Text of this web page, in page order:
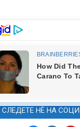
МАРКЕТИНГ
СЛЕДЕТЕ НЀ НА